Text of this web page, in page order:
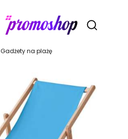
Otwórz
Gadżety na plażę